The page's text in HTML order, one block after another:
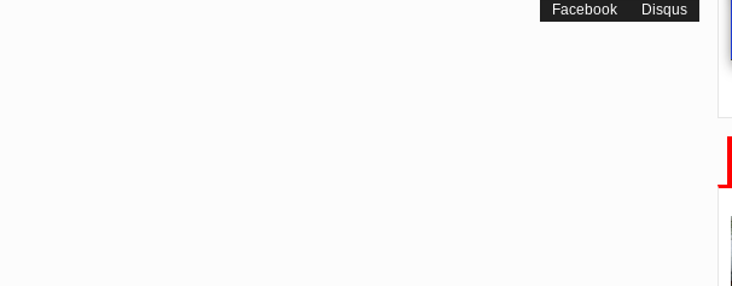
Facebook Disqus
Rudi Tinjau Pemupukan Pohon dan Safari Ramadhan Walikota